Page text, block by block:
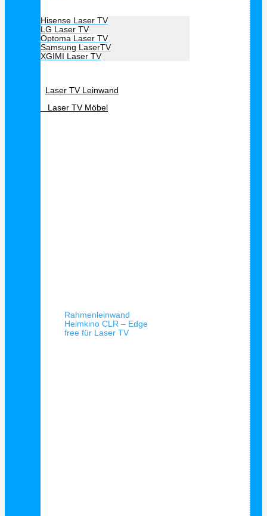
Hisense Laser TV
LG Laser TV
Optoma Laser TV
Samsung LaserTV
XGIMI Laser TV
Laser TV Leinwand
Laser TV Möbel
Rahmenleinwand
Heimkino CLR – Edge
free für Laser TV